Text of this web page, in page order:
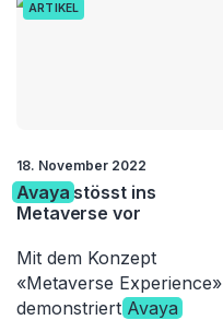
ARTIKEL
18. November 2022
Avaya stösst ins
Metaverse vor
Mit dem Konzept
«Metaverse Experience»
demonstriert Avaya